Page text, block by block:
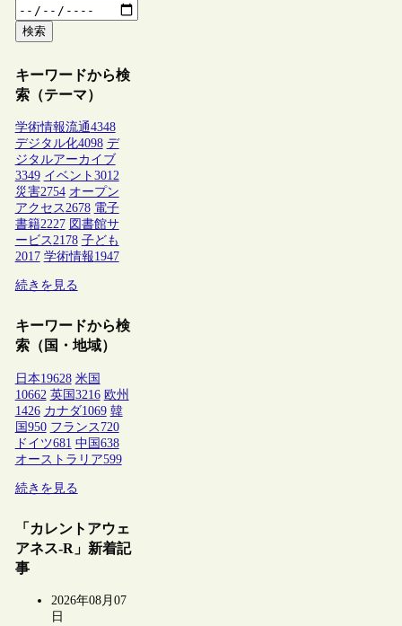
検索
キーワードから検
索（テーマ）
学術情報流通4348
デジタル化4098 デ
ジタルアーカイブ
3349 イベント 3012
災害2754 オープン
アクセス2678 電子
書籍2227 図書館サ
ービス2178 子ども
2017 学術情報1947
続きを見る
キーワードから検
索（国・地域）
日本19628 米国
10662 英国3216 欧州
1426 カナダ1069 韓
国950 フランス 720
ドイツ681 中国638
オーストラリア599
続きを見る
「カレントアウェ
アネス-R」新着記
事
2026年08月07
日